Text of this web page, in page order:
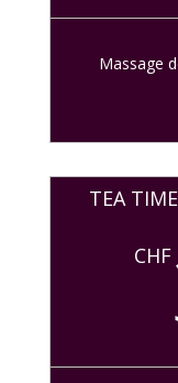
Massage
TEA
CHF